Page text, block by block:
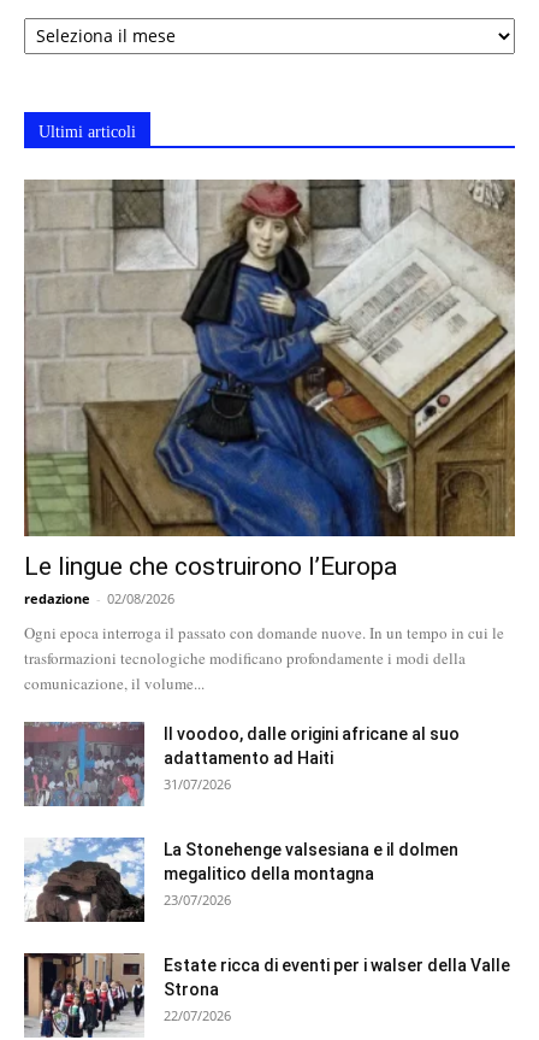
Archivi
Ultimi articoli
Le lingue che costruirono l’Europa
redazione - 02/08/2026
Ogni epoca interroga il passato con domande nuove. In un tempo in cui le
trasformazioni tecnologiche modificano profondamente i modi della
comunicazione, il volume...
Il voodoo, dalle origini africane al suo
adattamento ad Haiti
31/07/2026
La Stonehenge valsesiana e il dolmen
megalitico della montagna
23/07/2026
Estate ricca di eventi per i walser della Valle
Strona
22/07/2026